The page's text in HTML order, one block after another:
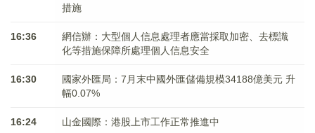
措施
16:36
網信辦：大型個人信息處理者應當採取加密、去標識
化等措施保障所處理個人信息安全
16:30
國家外匯局：7月末中國外匯儲備規模34188億美元 升
幅0.07%
16:24 山金國際：港股上市工作正常推進中